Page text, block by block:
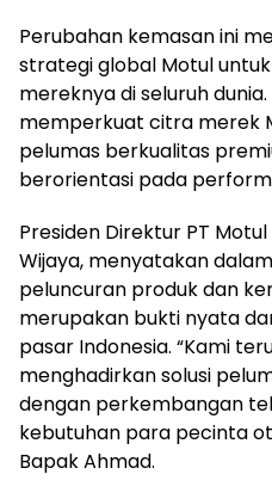
Perubahan kemasan ini
strategi global Motul
mereknya di seluruh
memperkuat citra merek
pelumas berkualitas
berorientasi pada
Presiden Direktur PT
Wijaya, menyatakan
peluncuran produk dan
merupakan bukti nyata
pasar Indonesia. “Kami
menghadirkan solusi
dengan perkembangan
kebutuhan para pecinta
Bapak Ahmad.